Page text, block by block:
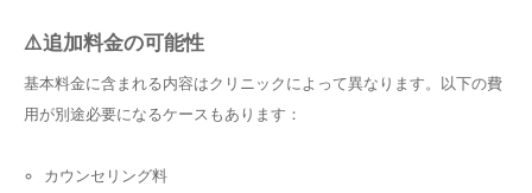
⚠️追加料金の可能性
基本料金に含まれる内容はクリニックによって異なります。以下の費
用が別途必要になるケースもあります：
カウンセリング料